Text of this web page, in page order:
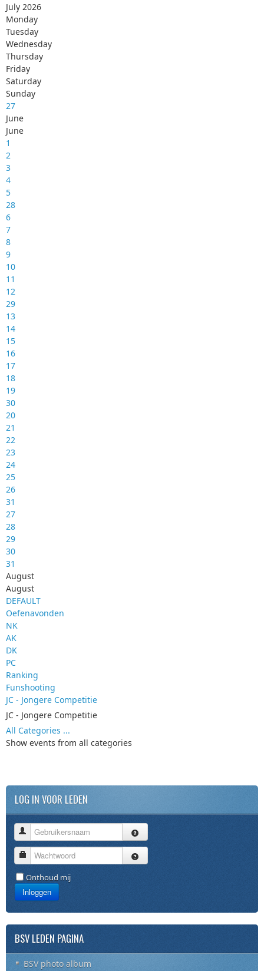
July 2026
Monday
Tuesday
Wednesday
Thursday
Friday
Saturday
Sunday
27
June
June
1
2
3
4
5
28
6
7
8
9
10
11
12
29
13
14
15
16
17
18
19
30
20
21
22
23
24
25
26
31
27
28
29
30
31
August
August
DEFAULT
Oefenavonden
NK
AK
DK
PC
Ranking
Funshooting
JC - Jongere Competitie
JC - Jongere Competitie
All Categories ...
Show events from all categories
LOG IN VOOR LEDEN
Gebruikersnaam
Wachtwoord
Onthoud mij
Inloggen
BSV LEDEN PAGINA
BSV photo album